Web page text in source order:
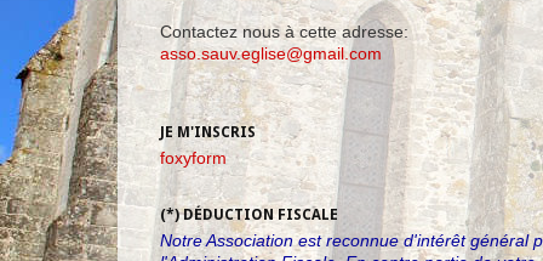
Contactez nous à cette adresse:
asso.sauv.eglise@gmail.com
JE M'INSCRIS
foxyform
(*) DÉDUCTION FISCALE
Notre Association est reconnue d'intérêt général